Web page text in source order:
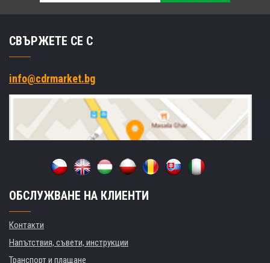
СВЪРЖЕТЕ СЕ С
info@cdrmarket.bg
ОБСЛУЖВАНЕ НА КЛИЕНТИ
Контакти
Напътствия, съвети, инструкции
Транспорт и плащане